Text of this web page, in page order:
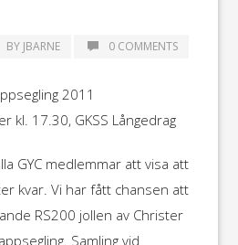
BY JBARNE 0 COMMENTS
2011
kl. 17.30, GKSS Långedrag
GYC medlemmar att visa att
kvar. Vi har fått chansen att
RS200 jollen av Christer
Samling vid